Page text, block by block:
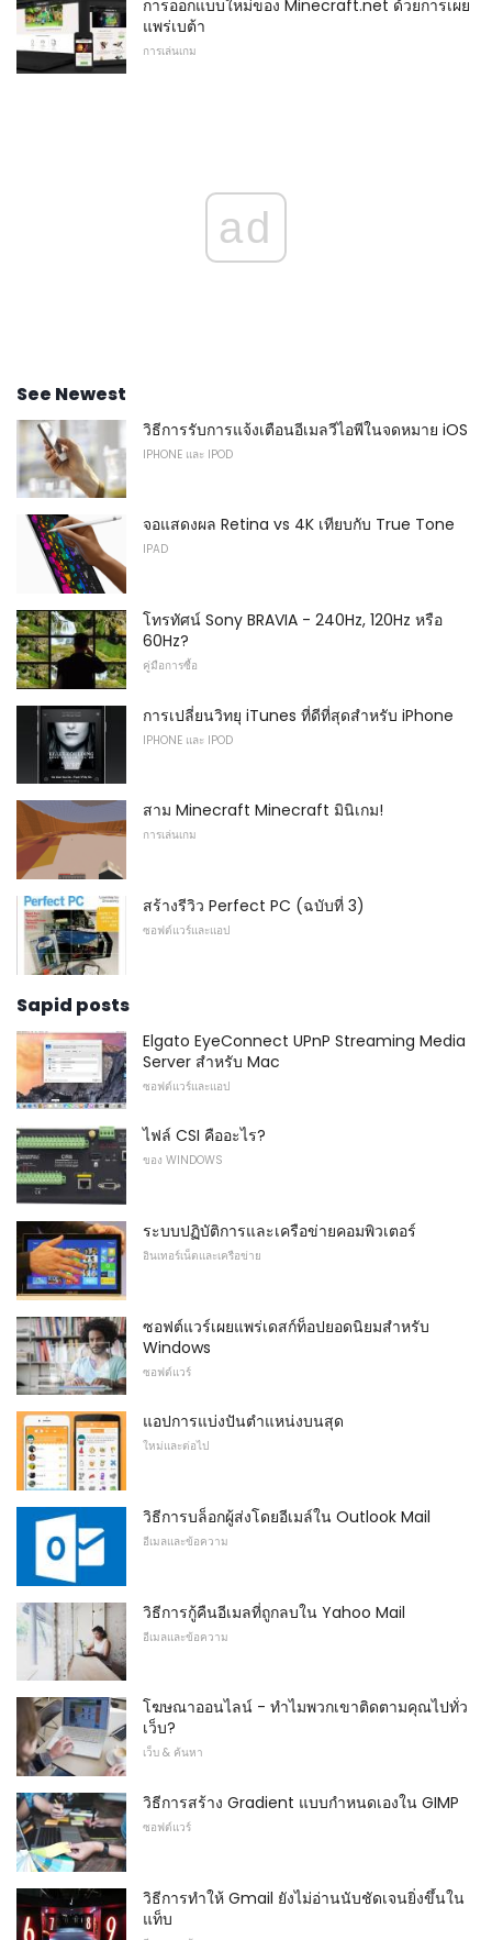
การออกแบบใหม่ของ Minecraft.net ด้วยการเผย
แพร่เบต้า
การเล่นเกม
ad
See Newest
วิธีการรับการแจ้งเตือนอีเมลวีไอพีในจดหมาย iOS
IPHONE และ IPOD
จอแสดงผล Retina vs 4K เทียบกับ True Tone
IPAD
โทรทัศน์ Sony BRAVIA - 240Hz, 120Hz หรือ
60Hz?
คู่มือการซื้อ
การเปลี่ยนวิทยุ iTunes ที่ดีที่สุดสำหรับ iPhone
IPHONE และ IPOD
สาม Minecraft Minecraft มินิเกม!
การเล่นเกม
สร้างรีวิว Perfect PC (ฉบับที่ 3)
ซอฟต์แวร์และแอป
Sapid posts
Elgato EyeConnect UPnP Streaming Media
Server สำหรับ Mac
ซอฟต์แวร์และแอป
ไฟล์ CSI คืออะไร?
ของ WINDOWS
ระบบปฏิบัติการและเครือข่ายคอมพิวเตอร์
อินเทอร์เน็ตและเครือข่าย
ซอฟต์แวร์เผยแพร่เดสก์ท็อปยอดนิยมสำหรับ
Windows
ซอฟต์แวร์
แอปการแบ่งปันตำแหน่งบนสุด
ใหม่และต่อไป
วิธีการบล็อกผู้ส่งโดยอีเมล์ใน Outlook Mail
อีเมลและข้อความ
วิธีการกู้คืนอีเมลที่ถูกลบใน Yahoo Mail
อีเมลและข้อความ
โฆษณาออนไลน์ - ทำไมพวกเขาติดตามคุณไปทั่ว
เว็บ?
เว็บ & ค้นหา
วิธีการสร้าง Gradient แบบกำหนดเองใน GIMP
ซอฟต์แวร์
วิธีการทำให้ Gmail ยังไม่อ่านนับชัดเจนยิ่งขึ้นใน
แท็บ